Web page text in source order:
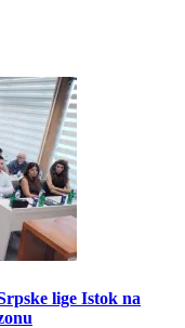
lige Istok na